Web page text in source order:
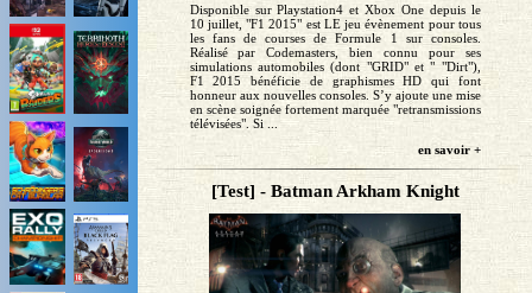
Disponible sur Playstation4 et Xbox One depuis le
10 juillet, "F1 2015" est LE jeu évènement pour tous
les fans de courses de Formule 1 sur consoles.
Réalisé par Codemasters, bien connu pour ses
simulations automobiles (dont "GRID" et " "Dirt"),
F1 2015 bénéficie de graphismes HD qui font
honneur aux nouvelles consoles. S’y ajoute une mise
en scène soignée fortement marquée "retransmissions
télévisées". Si ...
en savoir +
[Test] - Batman Arkham Knight